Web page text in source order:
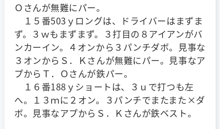
Ｏさんが無難にパー。
１５番503ｙロングは、ドライバーはまずま
ず。３ｗもまずまず。３打目の８アイアンがバ
ンカーイン。４オンから３パンチダボ。見事な
３オンからＳ．Ｋさんが無難にパー。見事なア
プからＴ．Ｏさんが鉄パー。
１６番188ｙショートは、３ｕで打つも左
へ。１３ｍに２オン。３パンチでまたまた×ダ
ボ。見事なアプからＳ．Ｋさんが鉄ベスト。